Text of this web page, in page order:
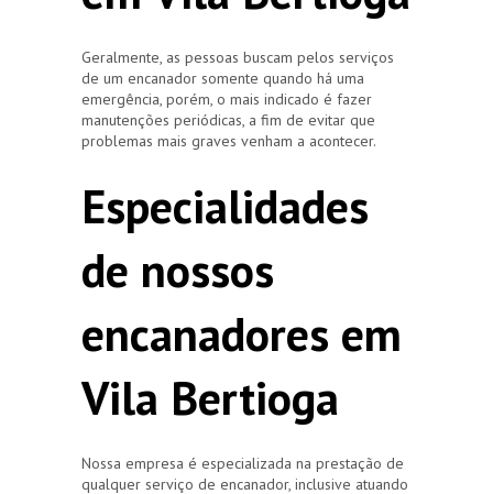
Geralmente, as pessoas buscam pelos serviços
de um encanador somente quando há uma
emergência, porém, o mais indicado é fazer
manutenções periódicas, a fim de evitar que
problemas mais graves venham a acontecer.
Especialidades
de nossos
encanadores em
Vila Bertioga
Nossa empresa é especializada na prestação de
qualquer serviço de encanador, inclusive atuando